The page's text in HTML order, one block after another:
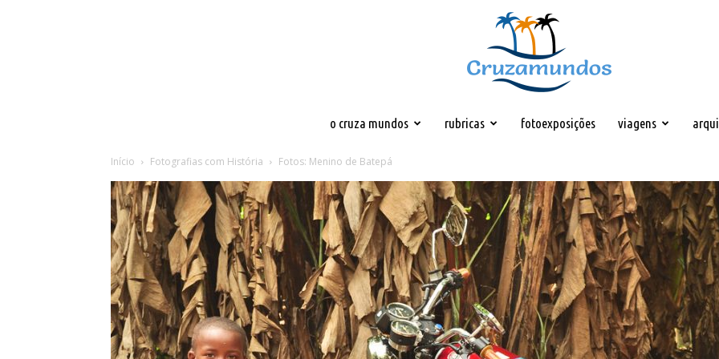
o cruza mundos rubricas fotoexposições viagens
Início Fotografias com História Fotos: Menino de Batepá